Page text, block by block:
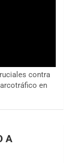
contra
en
A